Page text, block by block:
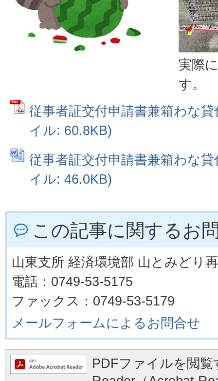
実際
す。
従事者証交付申請書兼箱わな
イル: 60.8KB)
従事者証交付申請書兼箱わな
イル: 46.0KB)
この記事に関するお
山東支所 経済環境部 山とみどり
電話：0749-53-5175
ファックス：0749-53-5179
メールフォームによるお問合せ
PDFファイルを閲